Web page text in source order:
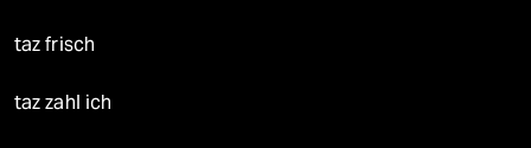
taz frisch
taz zahl ich